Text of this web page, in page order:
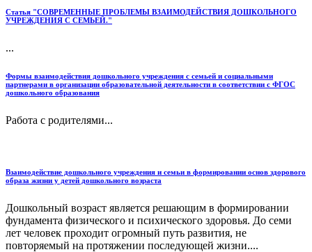
Статья "СОВРЕМЕННЫЕ ПРОБЛЕМЫ ВЗАИМОДЕЙСТВИЯ ДОШКОЛЬНОГО
УЧРЕЖДЕНИЯ С СЕМЬЕЙ."
...
Формы взаимодействия дошкольного учреждения с семьей и социальными
партнерами в организации образовательной деятельности в соответствии с ФГОС
дошкольного образования
Работа с родителями...
Взаимодействие дошкольного учреждения и семьи в формировании основ здорового
образа жизни у детей дошкольного возраста
Дошкольный возраст является решающим в формировании
фундамента физического и психического здоровья. До семи
лет человек проходит огромный путь развития, не
повторяемый на протяжении последующей жизни....